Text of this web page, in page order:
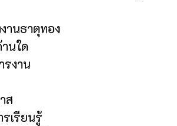
านธาตุทอง
นใด
รงาน
ส
เรียนรู้